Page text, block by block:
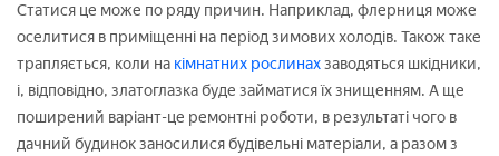
Статися це може по ряду причин. Наприклад, флерниця може
оселитися в приміщенні на період зимових холодів. Також таке
трапляється, коли на кімнатних рослинахзаводяться шкідники,
і, відповідно, златоглазка буде займатися їх знищенням. А ще
поширений варіант-це ремонтні роботи, в результаті чого в
дачний будинок заносилися будівельні матеріали, а разом з